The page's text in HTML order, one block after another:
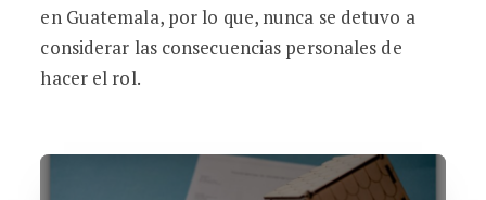
en Guatemala, por lo que, nunca se detuvo a
considerar las consecuencias personales de
hacer el rol.